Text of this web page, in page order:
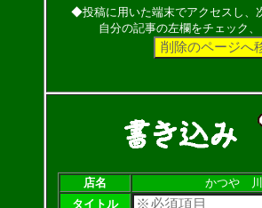
◆投稿に用いた端末でアクセスし、
自分の記事の左欄をチェック
店名
かつや 川
タイトル